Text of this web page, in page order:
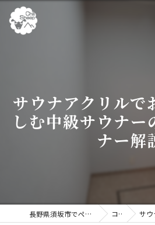
サウナアクリルで
しむ中級サウナー
ナー解
長野県須坂市でペンションならChillSheep コラム サウナア